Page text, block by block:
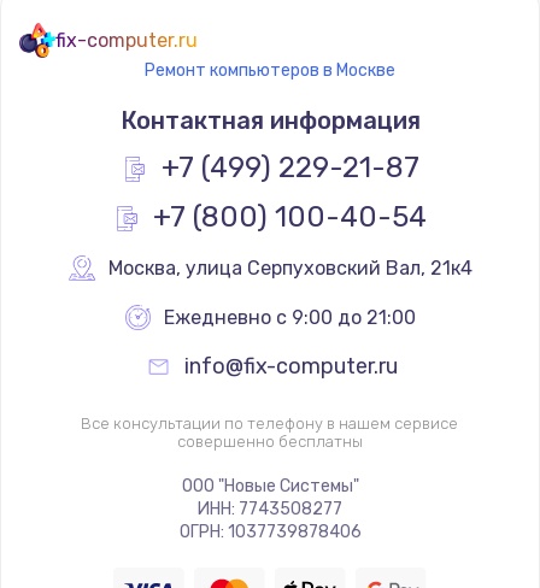
fix-computer.ru
Ремонт компьютеров в Москве
Контактная информация
+7 (499) 229-21-87
+7 (800) 100-40-54
Москва, улица Серпуховский Вал, 21к4
Ежедневно с 9:00 до 21:00
info@fix-computer.ru
Все консультации по телефону в нашем сервисе
совершенно бесплатны
ООО "Новые Системы"
ИНН: 7743508277
ОГРН: 1037739878406